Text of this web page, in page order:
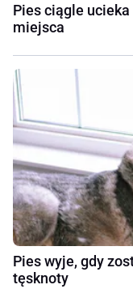
Pies ciągle
miejsca
Pies wyje, gdy
tęsknoty